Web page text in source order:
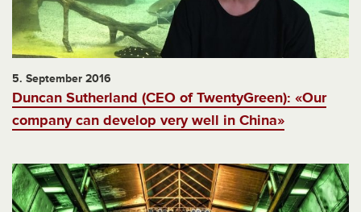
5. September 2016
Duncan Sutherland (CEO of TwentyGreen): «Our
company can develop very well in China»